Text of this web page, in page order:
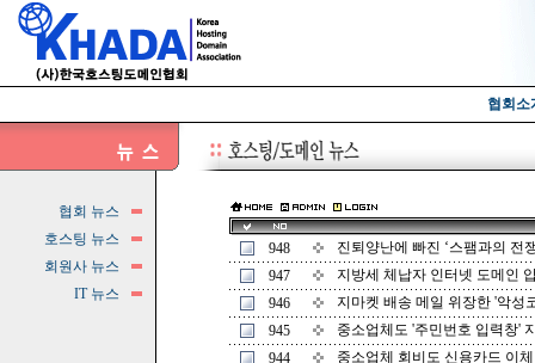
협회소
협회 뉴스
호스팅 뉴스
회원사 뉴스
IT 뉴스
948
진퇴양난에 빠진 ‘스팸과의 전
947
지방세 체납자 인터넷 도메인
946
지마켓 배송 메일 위장한 '악성
945
중소업체도 '주민번호 입력창'
944
중소업체 회비도 신용카드 이